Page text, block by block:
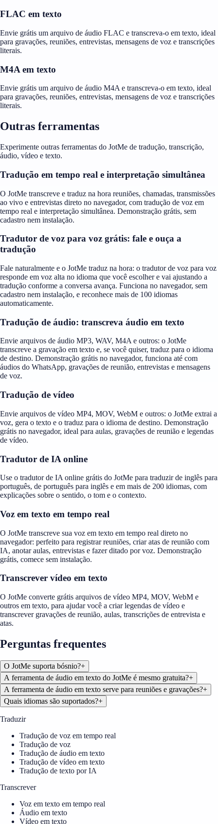
FLAC em texto
Envie grátis um arquivo de áudio FLAC e transcreva-o em texto, ideal
para gravações, reuniões, entrevistas, mensagens de voz e transcrições
literais.
M4A em texto
Envie grátis um arquivo de áudio M4A e transcreva-o em texto, ideal
para gravações, reuniões, entrevistas, mensagens de voz e transcrições
literais.
Outras ferramentas
Experimente outras ferramentas do JotMe de tradução, transcrição,
áudio, vídeo e texto.
Tradução em tempo real e interpretação simultânea
O JotMe transcreve e traduz na hora reuniões, chamadas, transmissões
ao vivo e entrevistas direto no navegador, com tradução de voz em
tempo real e interpretação simultânea. Demonstração grátis, sem
cadastro nem instalação.
Tradutor de voz para voz grátis: fale e ouça a
tradução
Fale naturalmente e o JotMe traduz na hora: o tradutor de voz para voz
responde em voz alta no idioma que você escolher e vai ajustando a
tradução conforme a conversa avança. Funciona no navegador, sem
cadastro nem instalação, e reconhece mais de 100 idiomas
automaticamente.
Tradução de áudio: transcreva áudio em texto
Envie arquivos de áudio MP3, WAV, M4A e outros: o JotMe
transcreve a gravação em texto e, se você quiser, traduz para o idioma
de destino. Demonstração grátis no navegador, funciona até com
áudios do WhatsApp, gravações de reunião, entrevistas e mensagens
de voz.
Tradução de vídeo
Envie arquivos de vídeo MP4, MOV, WebM e outros: o JotMe extrai a
voz, gera o texto e o traduz para o idioma de destino. Demonstração
grátis no navegador, ideal para aulas, gravações de reunião e legendas
de vídeo.
Tradutor de IA online
Use o tradutor de IA online grátis do JotMe para traduzir de inglês para
português, de português para inglês e em mais de 200 idiomas, com
explicações sobre o sentido, o tom e o contexto.
Voz em texto em tempo real
O JotMe transcreve sua voz em texto em tempo real direto no
navegador: perfeito para registrar reuniões, criar atas de reunião com
IA, anotar aulas, entrevistas e fazer ditado por voz. Demonstração
grátis, comece sem instalação.
Transcrever vídeo em texto
O JotMe converte grátis arquivos de vídeo MP4, MOV, WebM e
outros em texto, para ajudar você a criar legendas de vídeo e
transcrever gravações de reunião, aulas, transcrições de entrevista e
atas.
Perguntas frequentes
O JotMe suporta bósnio?+
A ferramenta de áudio em texto do JotMe é mesmo gratuita?+
A ferramenta de áudio em texto serve para reuniões e gravações?+
Quais idiomas são suportados?+
Traduzir
Tradução de voz em tempo real
Tradução de voz
Tradução de áudio em texto
Tradução de vídeo em texto
Tradução de texto por IA
Transcrever
Voz em texto em tempo real
Áudio em texto
Vídeo em texto